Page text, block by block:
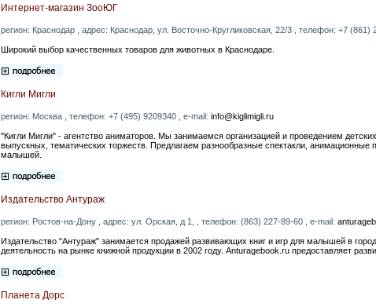
Интернет-магазин ЗооЮГ
регион: Краснодар , адрес: Краснодар, ул. Восточно-Кругликовская, 22/3 , телефон: +7 (861)
Широкий выбор качественных товаров для животных в Краснодаре.
Кигли Мигли
регион: Москва , телефон: +7 (495) 9209340 , e-mail: info@kiglimigli.ru
"Кигли Мигли" - агентство аниматоров. Мы занимаемся организацией и проведением
выпускных, тематических торжеств. Предлагаем разнообразные спектакли, анимационные
малышей.
Издательство Антураж
регион: Ростов-на-Дону , адрес: ул. Орская, д 1, , телефон: (863) 227-89-60 , e-mail:
Издательство "Антураж" занимается продажей развивающих книг и игр для малышей в
деятельность на рынке книжной продукции в 2002 году. Anturagebook.ru предоставляет
Планета Дорс